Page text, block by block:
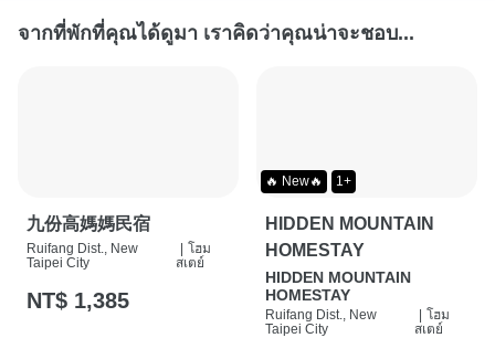
จากที่พักที่คุณได้ดูมา เราคิดว่าคุณน่าจะชอบ...
九份高媽媽民宿
Ruifang Dist., New
Taipei City
| โฮม
สเตย์
NT$ 1,385
🔥 New🔥 1+
HIDDEN MOUNTAIN
HOMESTAY
HIDDEN MOUNTAIN
HOMESTAY
Ruifang Dist., New
Taipei City
| โฮม
สเตย์